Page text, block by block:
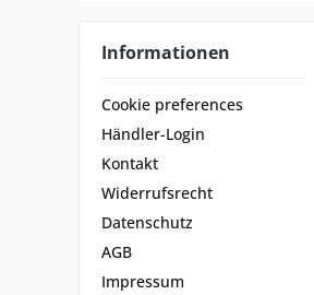
Informationen
Cookie preferences
Händler-Login
Kontakt
Widerrufsrecht
Datenschutz
AGB
Impressum